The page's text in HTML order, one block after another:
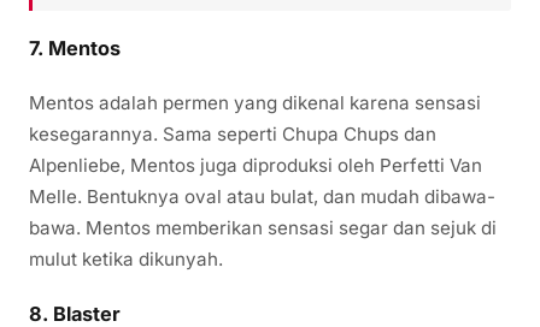
7. Mentos
Mentos adalah permen yang dikenal karena sensasi
kesegarannya. Sama seperti Chupa Chups dan
Alpenliebe, Mentos juga diproduksi oleh Perfetti Van
Melle. Bentuknya oval atau bulat, dan mudah dibawa-
bawa. Mentos memberikan sensasi segar dan sejuk di
mulut ketika dikunyah.
8. Blaster